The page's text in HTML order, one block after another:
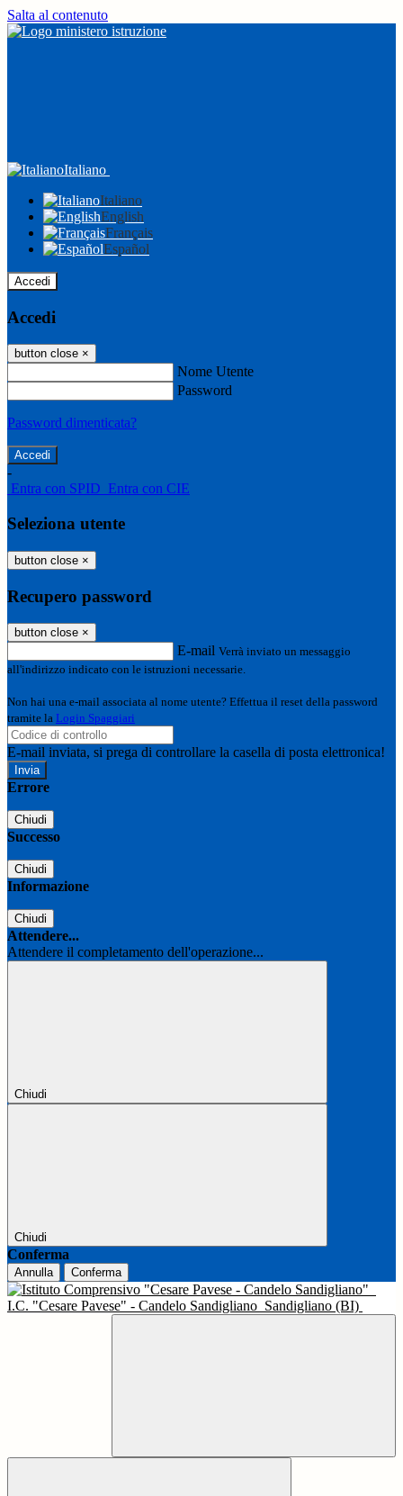
Salta al contenuto
Italiano
Italiano
English
Français
Español
Accedi
Accedi
button close ×
Nome Utente
Password
Password dimenticata?
-
Entra con SPID Entra con CIE
Seleziona utente
button close ×
Recupero password
button close ×
E-mail Verrà inviato un messaggio
all'indirizzo indicato con le istruzioni necessarie.
Non hai una e-mail associata al nome utente? Effettua il reset della password
tramite la Login Spaggiari
E-mail inviata, si prega di controllare la casella di posta elettronica!
Errore
Chiudi
Successo
Chiudi
Informazione
Chiudi
Attendere...
Attendere il completamento dell'operazione...
Chiudi
Chiudi
Conferma
Annulla Conferma
I.C. "Cesare Pavese" - Candelo Sandigliano Sandigliano (BI)